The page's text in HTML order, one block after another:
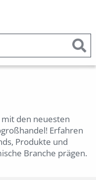
den neuesten
Erfahren
Produkte und
Branche prägen.